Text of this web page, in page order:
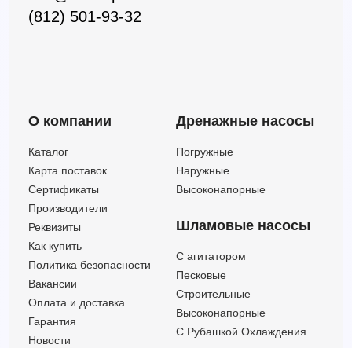
(812) 501-93-32
О компании
Каталог
Карта поставок
Сертификаты
Производители
Реквизиты
Как купить
Политика безопасности
Вакансии
Оплата и доставка
Гарантия
Новости
Дренажные насосы
Погружные
Наружные
Высоконапорные
Шламовые насосы
C агитатором
Песковые
Строительные
Высоконапорные
С Рубашкой Охлаждения